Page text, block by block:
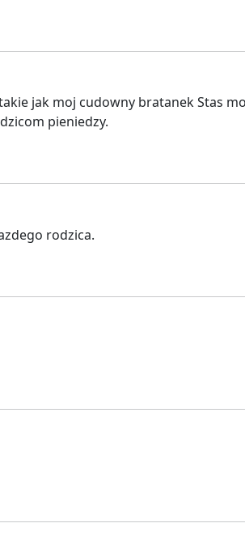
jak moj cudowny bratanek Stas
pieniedzy.
rodzica.